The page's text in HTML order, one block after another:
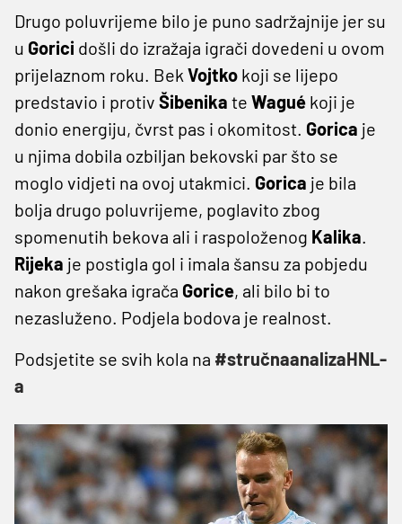
Drugo poluvrijeme bilo je puno sadržajnije jer su
u Gorici došli do izražaja igrači dovedeni u ovom
prijelaznom roku. Bek Vojtko koji se lijepo
predstavio i protiv Šibenika te Wagué koji je
donio energiju, čvrst pas i okomitost. Gorica je
u njima dobila ozbiljan bekovski par što se
moglo vidjeti na ovoj utakmici. Gorica je bila
bolja drugo poluvrijeme, poglavito zbog
spomenutih bekova ali i raspoloženog Kalika
Rijeka je postigla gol i imala šansu za pobjedu
nakon grešaka igrača Gorice, ali bilo bi to
nezasluženo. Podjela bodova je realnost.
Podsjetite se svih kola na #stručnaanalizaHNL-
a